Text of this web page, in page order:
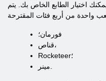
اختيار الطابع الخاص بك. يتم
فورمان؛
قناص،
Rocketeer؛